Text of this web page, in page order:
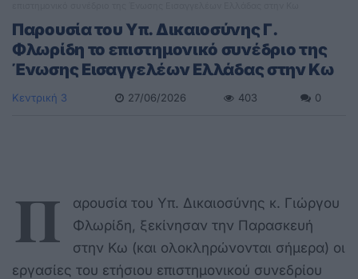
Παρουσία του Υπ. Δικαιοσύνης Γ.
Φλωρίδη το επιστημονικό συνέδριο της
Ένωσης Εισαγγελέων Ελλάδας στην Κω
Κεντρική 3 27/06/2026 403 0
Π
αρουσία του Υπ. Δικαιοσύνης κ. Γιώργου
Φλωρίδη, ξεκίνησαν την Παρασκευή
στην Κω (και ολοκληρώνονται σήμερα) οι
εργασίες του ετήσιου επιστημονικού συνεδρίου